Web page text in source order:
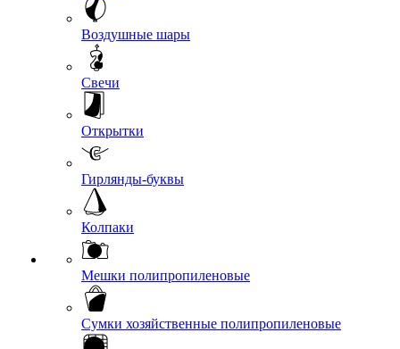
Воздушные шары
Свечи
Открытки
Гирлянды-буквы
Колпаки
Мешки полипропиленовые
Сумки хозяйственные полипропиленовые